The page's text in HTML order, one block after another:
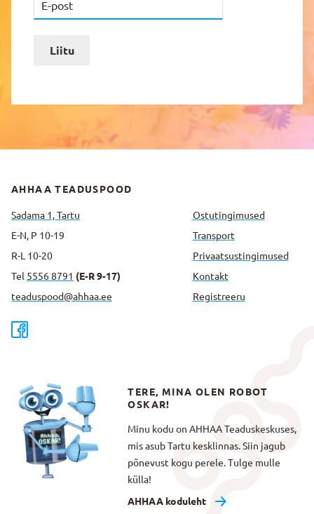
Liitu
AHHAA TEADUSPOOD
Sadama 1, Tartu
E-N, P 10-19
R-L 10-20
Tel 5556 8791 (E-R 9-17)
teaduspood@ahhaa.ee
Ostutingimused
Transport
Privaatsus­tingimused
Kontakt
Registreeru
TERE, MINA OLEN ROBOT
OSKAR!
Minu kodu on AHHAA Teaduskeskuses,
mis asub Tartu kesklinnas. Siin jagub
põnevust kogu perele. Tulge mulle
külla!
AHHAA koduleht